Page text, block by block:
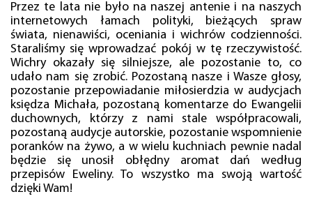
Przez te lata nie było na naszej antenie i na naszych
internetowych łamach polityki, bieżących spraw
świata, nienawiści, oceniania i wichrów codzienności.
Staraliśmy się wprowadzać pokój w tę rzeczywistość.
Wichry okazały się silniejsze, ale pozostanie to, co
udało nam się zrobić. Pozostaną nasze i Wasze głosy,
pozostanie przepowiadanie miłosierdzia w audycjach
księdza Michała, pozostaną komentarze do Ewangelii
duchownych, którzy z nami stale współpracowali,
pozostaną audycje autorskie, pozostanie wspomnienie
poranków na żywo, a w wielu kuchniach pewnie nadal
będzie się unosił obłędny aromat dań według
przepisów Eweliny. To wszystko ma swoją wartość
dzięki Wam!